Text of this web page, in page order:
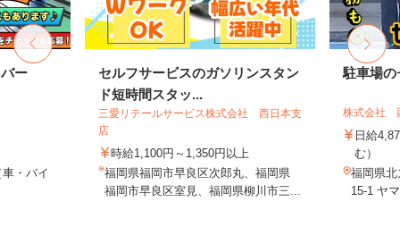
ー
・バイ
セルフサービスのガソリンスタン
ド短時間スタッ...
三愛リテールサービス株式会社 西日本支
店
時給1,100円～1,350円以上
福岡県福岡市早良区次郎丸、福岡県
福岡市早良区室見、福岡県柳川市三...
駐車場の
株式会社
日給
む）
福岡県北
15-1 ヤ